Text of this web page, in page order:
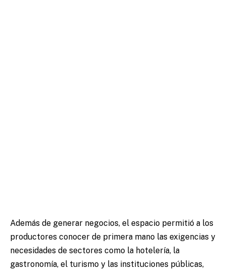
Además de generar negocios, el espacio permitió a los
productores conocer de primera mano las exigencias y
necesidades de sectores como la hotelería, la
gastronomía, el turismo y las instituciones públicas,